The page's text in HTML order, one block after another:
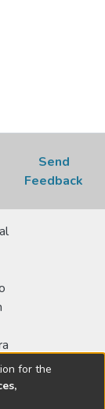
Send
Feedback
for the